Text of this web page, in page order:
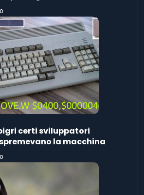
certi sviluppatori
la macchina